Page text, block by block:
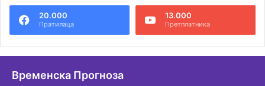
20.000
Пратилаца
13.000
Претплатника
Временска Прогноза